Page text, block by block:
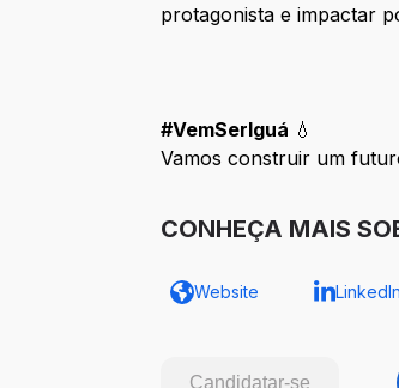
protagonista e impactar
#VemSerIguá 💧
Vamos construir um
CONHEÇA MAIS
Website LinkedIn
Candidatar-se